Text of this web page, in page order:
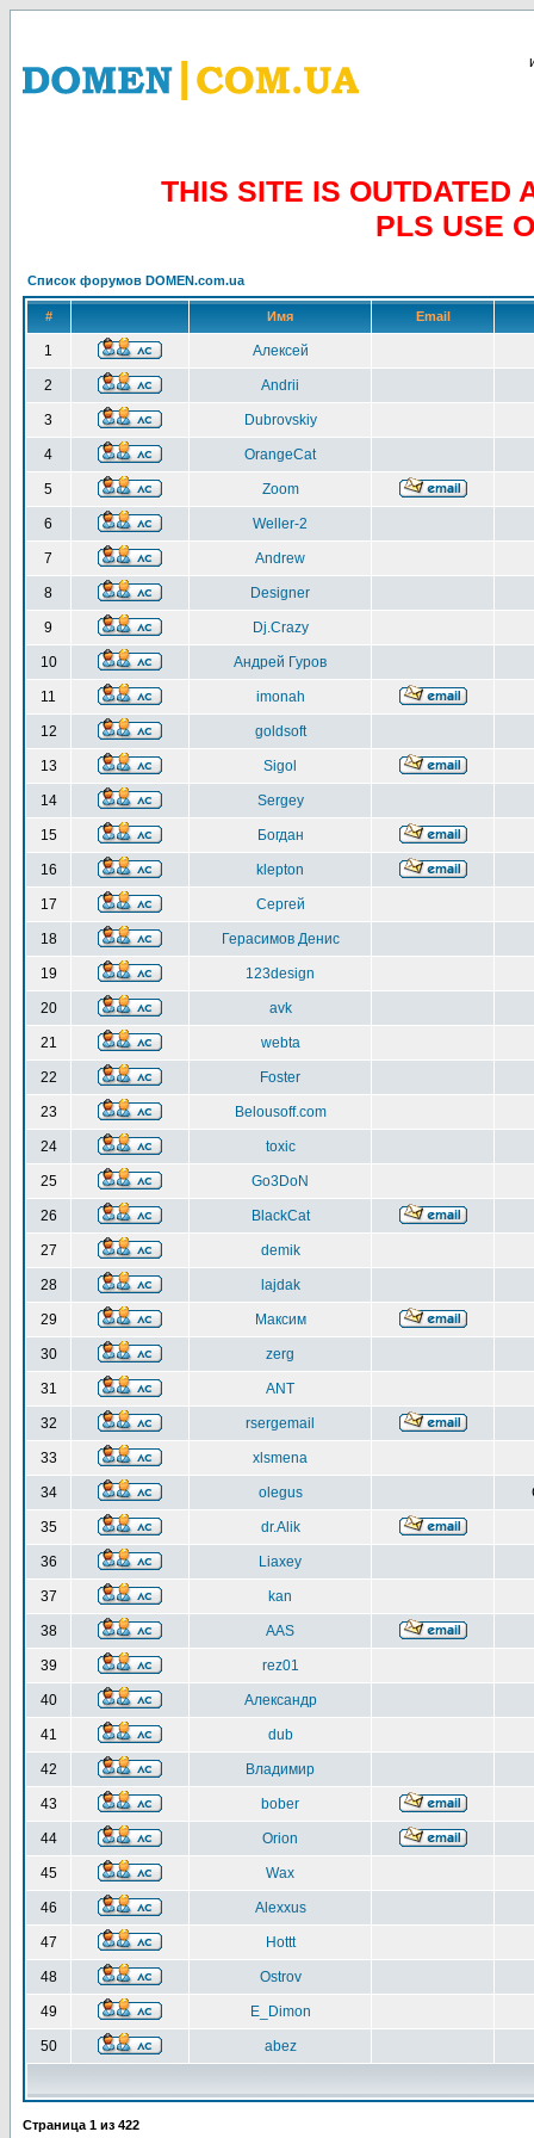
THIS SITE IS OUTDATED
PLS USE
Список форумов DOMEN.com.ua
# Имя Email
1 Алексей
2 Andrii
3 Dubrovskiy
4 OrangeCat
5 Zoom
6 Weller-2
7 Andrew
8 Designer
9 Dj.Crazy
10 Андрей Гуров
11 imonah
12 goldsoft
13 Sigol
14 Sergey
15 Богдан
16 klepton
17 Сергей
18 Герасимов Денис
19 123design
20 avk
21 webta
22 Foster
23 Belousoff.com
24 toxic
25 Go3DoN
26 BlackCat
27 demik
28 lajdak
29 Максим
30 zerg
31 ANT
32 rsergemail
33 xlsmena
34 olegus
35 dr.Alik
36 Liaxey
37 kan
38 AAS
39 rez01
40 Александр
41 dub
42 Владимир
43 bober
44 Orion
45 Wax
46 Alexxus
47 Hottt
48 Ostrov
49 E_Dimon
50 abez
Страница 1 из 422